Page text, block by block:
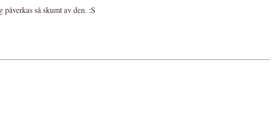
så skumt av den. :S